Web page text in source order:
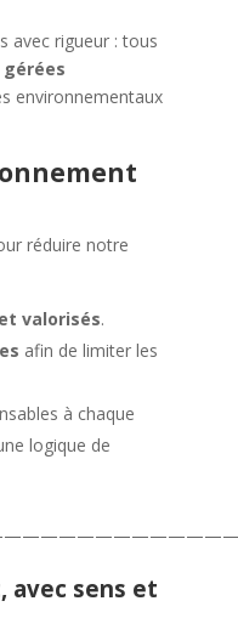
avec rigueur : tous
environnementaux
réduire notre
valorisés.
afin de limiter les
à chaque
logique de
avec sens et